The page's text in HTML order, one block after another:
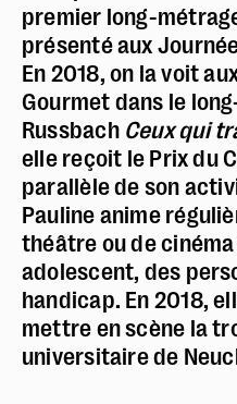
premier long-
présenté aux
En 2018, on la voit
Gourmet dans le
Russbach Ceux qui
elle reçoit le Prix du
parallèle de son
Pauline anime
théâtre ou de
adolescent, des
handicap. En 2018,
mettre en scène la
universitaire de